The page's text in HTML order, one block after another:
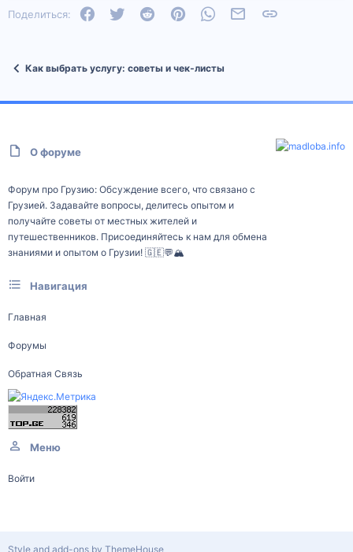
Поделиться: FacebookTwitter Reddit PinterestWhatsAppЭлектронная почта
Как выбрать услугу: советы и чек‑листы
О форуме
Форум про Грузию: Обсуждение всего, что связано с
Грузией. Задавайте вопросы, делитесь опытом и
получайте советы от местных жителей и
путешественников. Присоединяйтесь к нам для обмена
знаниями и опытом о Грузии! 🇬🇪💬🏔️
Навигация
Главная
Форумы
Обратная Связь
Меню
Войти
Style and add-ons by ThemeHouse